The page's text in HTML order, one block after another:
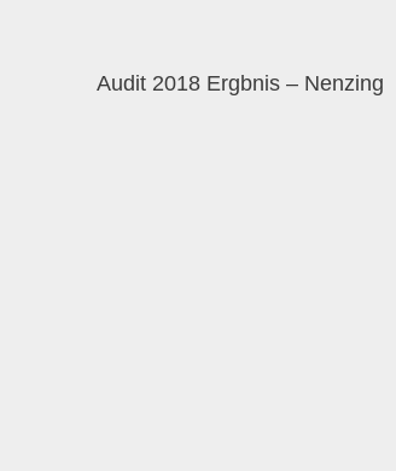
Audit 2018 Ergbnis – Nenzing